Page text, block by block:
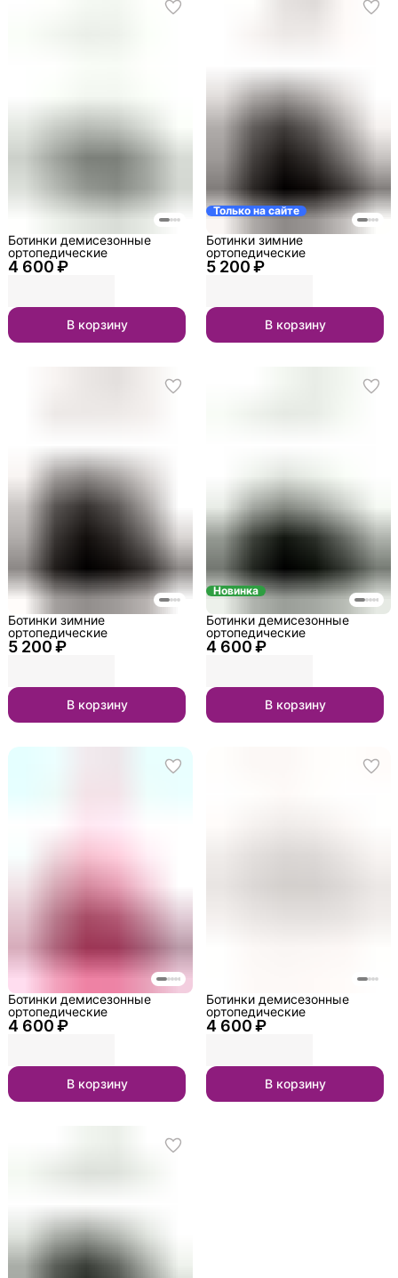
4 600 ₽
Ботинки демисезонные
ортопедические
В корзину
Только на сайте
5 200 ₽
Ботинки зимние
ортопедические
В корзину
5 200 ₽
Ботинки зимние
ортопедические
В корзину
Новинка
4 600 ₽
Ботинки демисезонные
ортопедические
В корзину
4 600 ₽
Ботинки демисезонные
ортопедические
В корзину
4 600 ₽
Ботинки демисезонные
ортопедические
В корзину